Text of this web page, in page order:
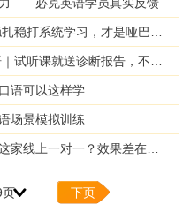
——必克英语学员真实反馈
【2026英语学习方法】别信速成！稳扎稳打系统学习，才是哑巴英语解药
【2026线上英语机构推荐】必克英语｜试听课就送诊断报告，不花钱先摸清自己
语可以这样学
场景模拟训练
为什么我放弃了线下大班课，选择了这家线上一对一？效果差在哪里？
下页